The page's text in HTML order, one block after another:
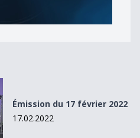
Émission du 17 février 2022
17.02.2022